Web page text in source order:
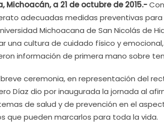
Michoacán, a 21 de octubre de 2015.-
adecuadas medidas preventivas para
Michoacana de San Nicolás de
una cultura de cuidado físico y
información de primera mano sobre
breve ceremonia, en representación del
Díaz dio por inaugurada la jornada al
de salud y de prevención en el
que pueden marcarlos para toda la vida.